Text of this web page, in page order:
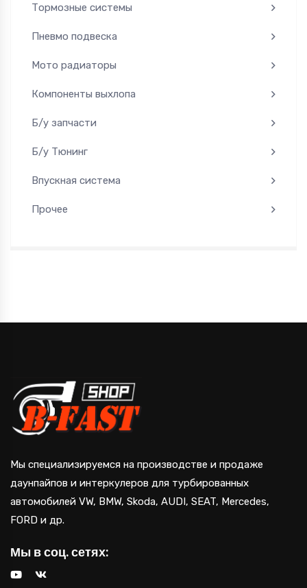
Тормозные системы
Пневмо подвеска
Мото радиаторы
Компоненты выхлопа
Б/у запчасти
Б/у Тюнинг
Впускная система
Прочее
Мы специализируемся на производстве и продаже
даунпайпов и интеркулеров для турбированных
автомобилей VW, BMW, Skoda, AUDI, SEAT, Mercedes,
FORD и др.
Мы в соц. сетях: